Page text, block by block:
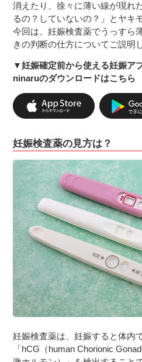
出産
子育て・育児
０歳児
１歳児
３〜６歳児
消えたり、徐々に薄い線が現れ
るの？していないの？」とヤキ
今回は、妊娠検査薬でうっすら
きの判断の仕方についてご説明
▼妊娠確定前から使える妊娠ア
ninaruのダウンロードはこちら
妊娠検査薬の見方は？
妊娠検査薬は、妊娠すると体内
「hCG（human Chorionic